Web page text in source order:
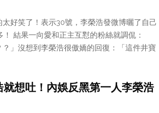
好笑了！表示30號，李榮浩發微博曬了自己
結果一向愛和正主互懟的粉絲就調侃：
？」沒想到李榮浩很傲嬌的回復：「這件井寶
想吐！內娛反黑第一人李榮浩